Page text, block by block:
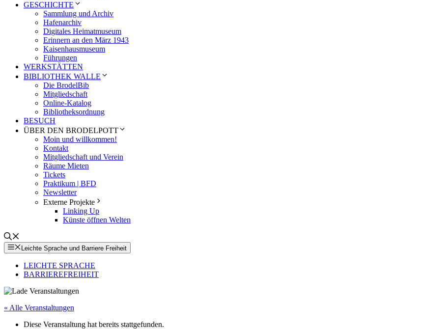
GESCHICHTE
Sammlung und Archiv
Hafenarchiv
Digitales Heimatmuseum
Erinnern an den März 1943
Kaisenhausmuseum
Führungen
WERKSTÄTTEN
BIBLIOTHEK WALLE
Die BrodelBib
Mitgliedschaft
Online-Katalog
Bibliotheksordnung
BESUCH
ÜBER DEN BRODELPOTT
Moin und willkommen!
Kontakt
Mitgliedschaft und Verein
Räume Mieten
Tickets
Praktikum | BFD
Newsletter
Externe Projekte
Linking Up
Künste öffnen Welten
Leichte Sprache und Barriere Freiheit
LEICHTE SPRACHE
BARRIEREFREIHEIT
« Alle Veranstaltungen
Diese Veranstaltung hat bereits stattgefunden.